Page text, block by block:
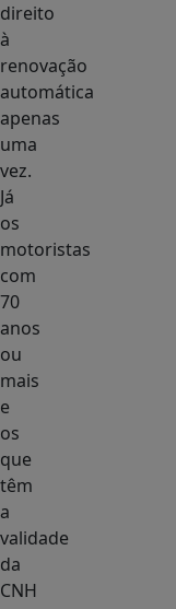
direito
à
renovação
automática
apenas
uma
vez.
Já
os
motoristas
com
70
anos
ou
mais
e
os
que
têm
a
validade
da
CNH